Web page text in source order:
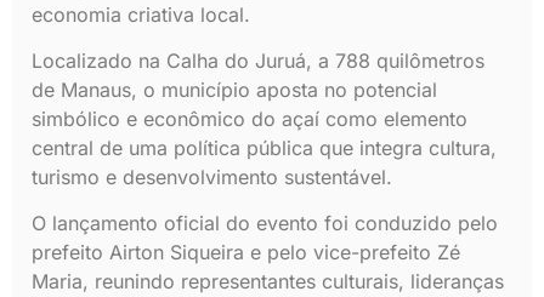
economia criativa local.
Localizado na Calha do Juruá, a 788 quilômetros
de Manaus, o município aposta no potencial
simbólico e econômico do açaí como elemento
central de uma política pública que integra cultura,
turismo e desenvolvimento sustentável.
O lançamento oficial do evento foi conduzido pelo
prefeito Airton Siqueira e pelo vice-prefeito Zé
Maria, reunindo representantes culturais, lideranças